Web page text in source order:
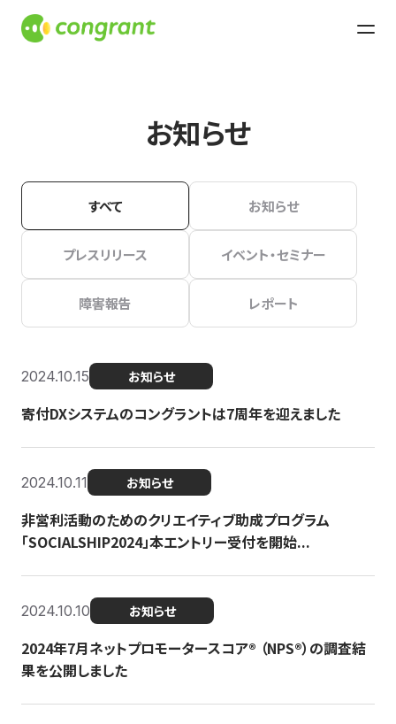
お知らせ
すべて お知らせ
プレスリリース イベント・セミナー
障害報告 レポート
2024.10.15 お知らせ
寄付DXシステムのコングラントは7周年を迎えました
2024.10.11 お知らせ
非営利活動のためのクリエイティブ助成プログラム
「SOCIALSHIP2024」本エントリー受付を開始...
2024.10.10 お知らせ
2024年7月ネットプロモータースコア®︎ （NPS®︎）の調査結
果を公開しました